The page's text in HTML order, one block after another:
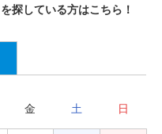
探している方はこちら！
金 土 日